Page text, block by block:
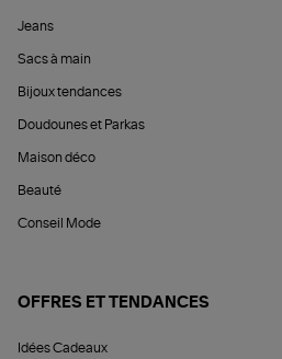
Jeans
Sacs à main
Bijoux tendances
Doudounes et Parkas
Maison déco
Beauté
Conseil Mode
OFFRES ET TENDANCES
Idées Cadeaux